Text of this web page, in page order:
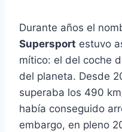
Durante años el
Supersport estuvo
mítico: el del coche
del planeta. Desde
superaba los 490
había conseguido
embargo, en pleno